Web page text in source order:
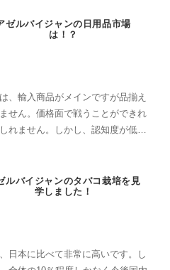
ゼルバイジャンの日用品市場
は！？
、輸入商品がメインですが品揃え
せん。価格面で戦うことができれ
れません。しかし、認知度が低
ルバイジャンのタバコ栽培を見
学しました！
日本に比べて非常に高いです。し